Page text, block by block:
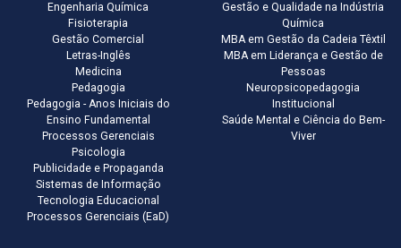
Engenharia Química
Fisioterapia
Gestão Comercial
Letras-Inglês
Medicina
Pedagogia
Pedagogia - Anos Iniciais do
Ensino Fundamental
Processos Gerenciais
Psicologia
Publicidade e Propaganda
Sistemas de Informação
Tecnologia Educacional
Processos Gerenciais (EaD)
Gestão e Qualidade na Indústria
Química
MBA em Gestão da Cadeia Têxtil
MBA em Liderança e Gestão de
Pessoas
Neuropsicopedagogia
Institucional
Saúde Mental e Ciência do Bem-
Viver